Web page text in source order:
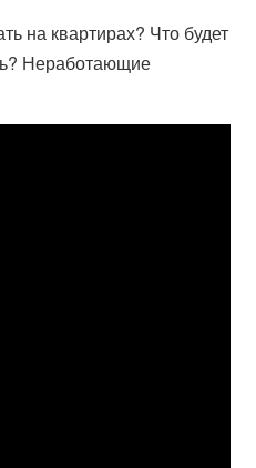
на квартирах? Что будет
Неработающие